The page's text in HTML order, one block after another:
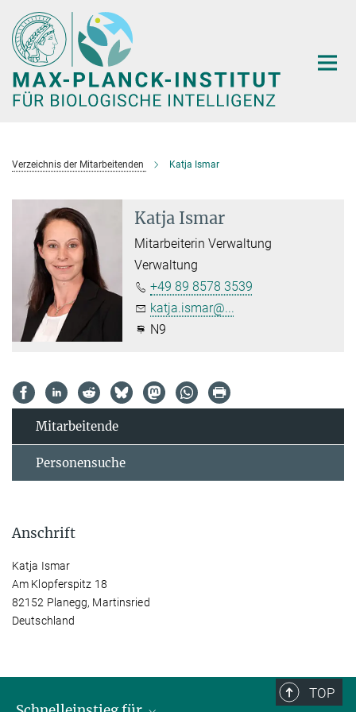
Hauptinhalt
Verzeichnis der Mitarbeitenden Katja Ismar
Katja Ismar
Mitarbeiterin Verwaltung
Verwaltung
+49 89 8578 3539
katja.ismar@...
N9
Mitarbeitende
Personensuche
Anschrift
Katja Ismar
Am Klopferspitz 18
82152 Planegg, Martinsried
Deutschland
TOP